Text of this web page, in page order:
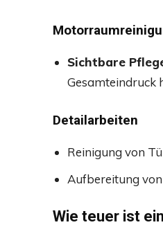
Sichtbare
Gesamteindruck
Detailarbeiten
Reinigung von
Aufbereitung
Wie teuer ist